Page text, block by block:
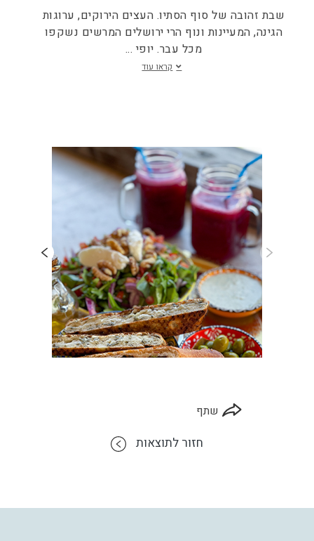
שבת זהובה של סוף הסתיו. העצים הירוקים, ערוגות
הגינה, המעיינות ונוף הרי ירושלים המרשים נשקפו
מכל עבר. יופי ...
קראו עוד
שתף
חזור לתוצאות